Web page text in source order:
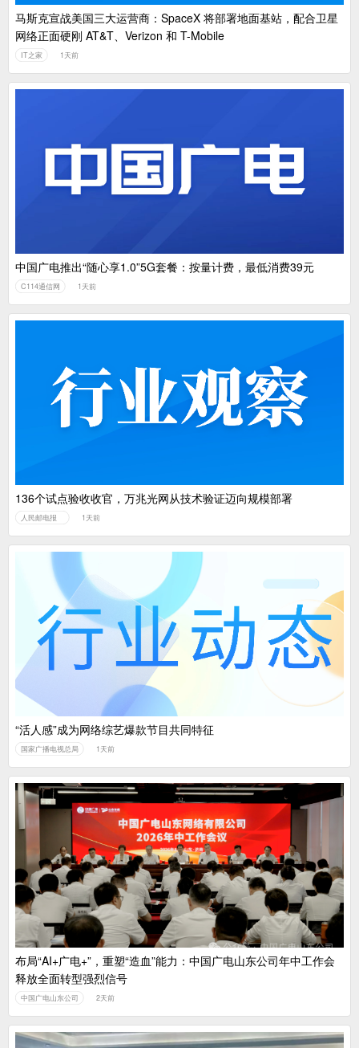
马斯克宣战美国三大运营商：SpaceX 将部署地面基站，配合卫星
网络正面硬刚 AT&T、Verizon 和 T-Mobile
IT之家 1天前
中国广电推出“随心享1.0”5G套餐：按量计费，最低消费39元
C114通信网 1天前
136个试点验收收官，万兆光网从技术验证迈向规模部署
人民邮电报 1天前
“活人感”成为网络综艺爆款节目共同特征
国家广播电视总局 1天前
布局“AI+广电+”，重塑“造血”能力：中国广电山东公司年中工作会
释放全面转型强烈信号
中国广电山东公司 2天前